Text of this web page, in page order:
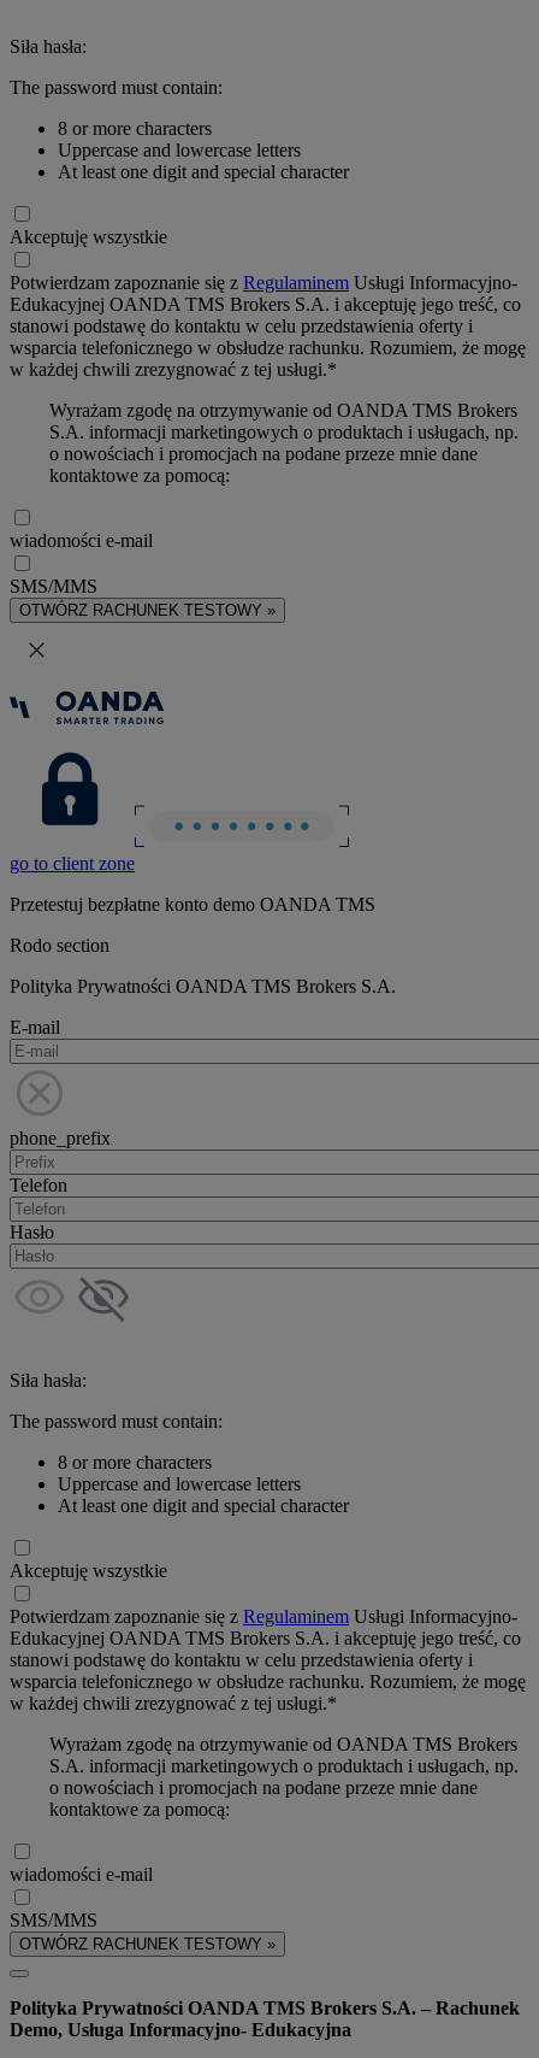
Siła hasła:
The password must contain:
8 or more characters
Uppercase and lowercase letters
At least one digit and special character
Akceptuję wszystkie
Potwierdzam zapoznanie się z Regulaminem Usługi Informacyjno-
Edukacyjnej OANDA TMS Brokers S.A. i akceptuję jego treść, co
stanowi podstawę do kontaktu w celu przedstawienia oferty i
wsparcia telefonicznego w obsłudze rachunku. Rozumiem, że mogę
w każdej chwili zrezygnować z tej usługi.*
Wyrażam zgodę na otrzymywanie od OANDA TMS Brokers
S.A. informacji marketingowych o produktach i usługach, np.
o nowościach i promocjach na podane przeze mnie dane
kontaktowe za pomocą:
wiadomości e-mail
SMS/MMS
OTWÓRZ RACHUNEK TESTOWY »
go to client zone
Przetestuj bezpłatne konto demo OANDA TMS
Rodo section
Polityka Prywatności OANDA TMS Brokers S.A.
E-mail
phone_prefix
Telefon
Hasło
Siła hasła:
The password must contain:
8 or more characters
Uppercase and lowercase letters
At least one digit and special character
Akceptuję wszystkie
Potwierdzam zapoznanie się z Regulaminem Usługi Informacyjno-
Edukacyjnej OANDA TMS Brokers S.A. i akceptuję jego treść, co
stanowi podstawę do kontaktu w celu przedstawienia oferty i
wsparcia telefonicznego w obsłudze rachunku. Rozumiem, że mogę
w każdej chwili zrezygnować z tej usługi.*
Wyrażam zgodę na otrzymywanie od OANDA TMS Brokers
S.A. informacji marketingowych o produktach i usługach, np.
o nowościach i promocjach na podane przeze mnie dane
kontaktowe za pomocą:
wiadomości e-mail
SMS/MMS
OTWÓRZ RACHUNEK TESTOWY »
Polityka Prywatności OANDA TMS Brokers S.A. – Rachunek
Demo, Usługa Informacyjno- Edukacyjna